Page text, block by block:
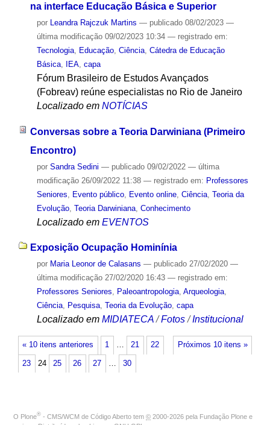
na interface Educação Básica e Superior
por Leandra Rajczuk Martins — publicado08/02/2023 —
última modificação09/02/2023 10:34 — registrado em:
Tecnologia, Educação, Ciência, Cátedra de Educação
Básica, IEA, capa
Fórum Brasileiro de Estudos Avançados
(Fobreav) reúne especialistas no Rio de Janeiro
Localizado em NOTÍCIAS
Conversas sobre a Teoria Darwiniana (Primeiro
Encontro)
por Sandra Sedini — publicado09/02/2022 — última
modificação26/09/2022 11:38 — registrado em: Professores
Seniores
Evento público, Evento online, Ciência, Teoria da
Evolução, Teoria Darwiniana, Conhecimento
Localizado em EVENTOS
Exposição Ocupação Hominínia
por Maria Leonor de Calasans — publicado27/02/2020 —
última modificação27/02/2020 16:43 — registrado em:
Professores Seniores, Paleoantropologia, Arqueologia,
Ciência, Pesquisa, Teoria da Evolução, capa
Localizado em MIDIATECA /Fotos /Institucional
« 10 itens anteriores Próximos 10 itens »
1 … 21 22
23 24 25 26 27 … 30
O Plone® - CMS/WCM de Código Aberto tem © 2000-2026 pela Fundação Plone e